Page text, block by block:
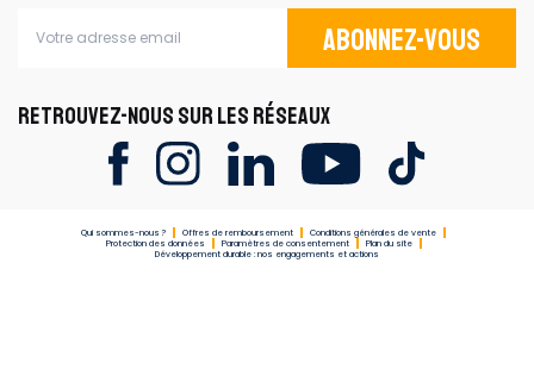
Abonnez-vous
RETROUVEZ-NOUS SUR LES RÉSEAUX
Qui sommes-nous ? Offres de remboursement
Conditions générales de vente
Protection des données
Paramètres de consentement
Plan du site
Développement durable : nos engagements et actions